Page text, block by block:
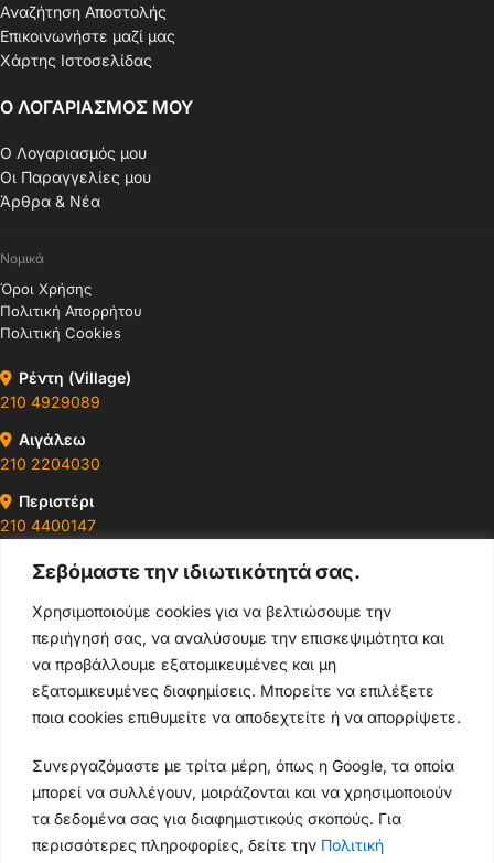
Σεβόμαστε την ιδιωτικότητά σας.
Χρησιμοποιούμε cookies για να βελτιώσουμε την
περιήγησή σας, να αναλύσουμε την επισκεψιμότητα και
να προβάλλουμε εξατομικευμένες και μη
εξατομικευμένες διαφημίσεις. Μπορείτε να επιλέξετε
ποια cookies επιθυμείτε να αποδεχτείτε ή να απορρίψετε.
Συνεργαζόμαστε με τρίτα μέρη, όπως η Google, τα οποία
μπορεί να συλλέγουν, μοιράζονται και να χρησιμοποιούν
τα δεδομένα σας για διαφημιστικούς σκοπούς. Για
περισσότερες πληροφορίες, δείτε την Πολιτική
Αναζήτηση Αποστολής
Επικοινωνήστε μαζί μας
Χάρτης Ιστοσελίδας
Ο ΛΟΓΑΡΙΑΣΜΟΣ ΜΟΥ
Ο Λογαριασμός μου
Οι Παραγγελίες μου
Άρθρα & Νέα
Νομικά
Όροι Χρήσης
Πολιτική Απορρήτου
Πολιτική Cookies
Ρέντη (Village)
210 4929089
Αιγάλεω
210 2204030
Περιστέρι
210 4400147
Ωράρια & Διευθύνσεις →
210 4929089
Κεντρικό τηλέφωνο
info@thikishop.gr
Δευ - Σάβ: 10:00 - 21:00
ΔΩΡΕΑΝ ΑΠΟΣΤΟΛΗ
για παραγγελίες άνω των 35€
Θήκη
Samsung